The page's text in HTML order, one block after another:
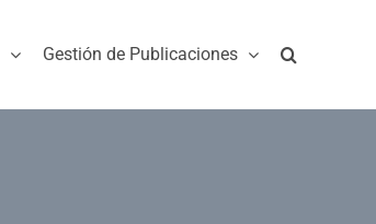
Gestión de Publicaciones